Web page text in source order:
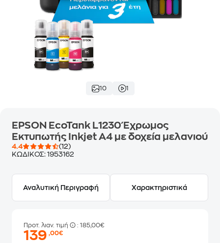
10 1
EPSON EcoTank L1230 Έχρωμος
Εκτυπωτής Inkjet Α4 με δοχεία μελανιού
4.4
(12)
ΚΩΔΙΚΟΣ: 1953162
Αναλυτική Περιγραφή Χαρακτηριστικά
Προτ. λιαν. τιμή : 185,00€
139,00€